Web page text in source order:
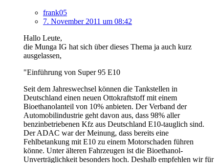
frank05
7. November 2011 um 08:42
Hallo Leute,
die Munga IG hat sich über dieses Thema ja auch kurz
ausgelassen,
"Einführung von Super 95 E10
Seit dem Jahreswechsel können die Tankstellen in
Deutschland einen neuen Ottokraftstoff mit einem
Bioethanolanteil von 10% anbieten. Der Verband der
Automobilindustrie geht davon aus, dass 98% aller
benzinbetriebenen Kfz aus Deutschland E10-tauglich sind.
Der ADAC war der Meinung, dass bereits eine
Fehlbetankung mit E10 zu einem Motorschaden führen
könne. Unter älteren Fahrzeugen ist die Bioethanol-
Unverträglichkeit besonders hoch. Deshalb empfehlen wir für